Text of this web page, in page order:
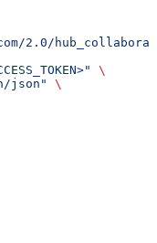
2.0/
\
json"
\